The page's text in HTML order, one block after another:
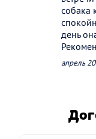
собака
день
апрель